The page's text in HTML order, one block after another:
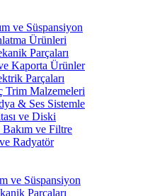
ve Süspansiyon
Ürünleri
Parçaları
Kaporta Ürünler
Parçaları
Trim Malzemeleri
& Ses Sistemle
ve Diski
ve Filtre
Radyatör
ve Süspansiyon
Parçaları